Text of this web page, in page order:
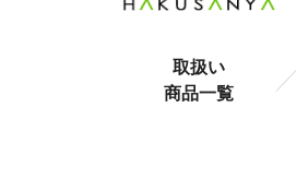
取扱い
商品一覧